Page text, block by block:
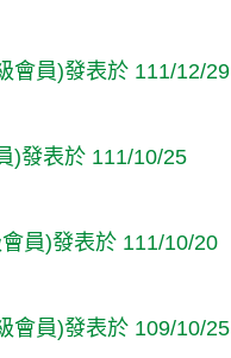
會員)發表於 111/12/29
)發表於 111/10/25
員)發表於 111/10/20
會員)發表於 109/10/25